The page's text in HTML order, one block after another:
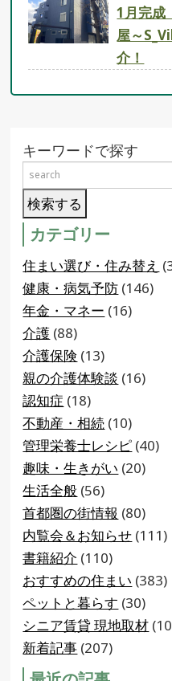
1月完成
屋～
介！
キーワードで探す
カテゴリー
住まい選び・住み替え
健康・病気予防 (146)
年金・マネー (16)
介護 (88)
介護保険 (13)
親の介護体験談 (16)
認知症 (18)
不動産・相続 (10)
管理栄養士レシピ (40)
趣味・生きがい (20)
生活全般 (56)
首都圏の街情報 (80)
内覧会＆お知らせ (111)
書籍紹介 (110)
おすすめの住まい (383)
ペットと暮らす (30)
シニア賃貸 現地取材
新着記事 (207)